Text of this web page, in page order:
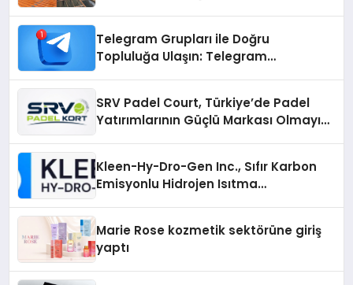
Telegram Grupları ile Doğru
Topluluğa Ulaşın: Telegram
SRV Padel Court, Türkiye’de Padel
Yatırımlarının Güçlü Markası Olmayı
Kleen-Hy-Dro-Gen Inc., Sıfır Karbon
Emisyonlu Hidrojen Isıtma
Marie Rose kozmetik sektörüne giriş
yaptı